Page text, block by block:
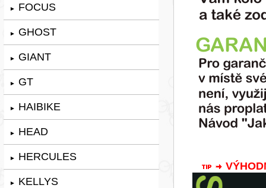
► FOCUS
► GHOST
► GIANT
► GT
► HAIBIKE
► HEAD
► HERCULES
► KELLYS